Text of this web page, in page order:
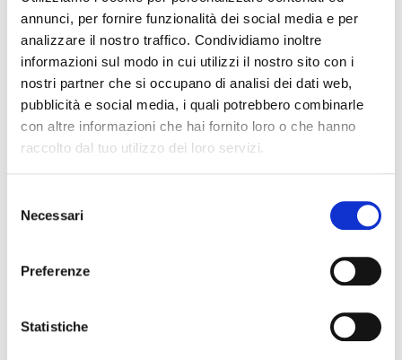
annunci, per fornire funzionalità dei social media e per
analizzare il nostro traffico. Condividiamo inoltre
informazioni sul modo in cui utilizzi il nostro sito con i
nostri partner che si occupano di analisi dei dati web,
pubblicità e social media, i quali potrebbero combinarle
con altre informazioni che hai fornito loro o che hanno
raccolto dal tuo utilizzo dei loro servizi.
delNecessari
Preferenze
Statistiche
Partenza: ven. 5 febbraio 2027
Posti a sedere per l’evento
3 notti